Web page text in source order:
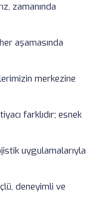
zamanında
aşamasında
merkezine
farklıdır; esnek
uygulamalarıyla
deneyimli ve